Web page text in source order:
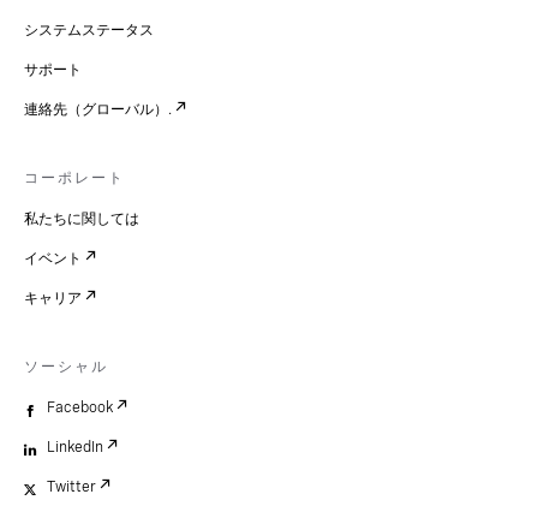
システムステータス
サポート
連絡先（グローバル）.
コーポレート
私たちに関しては
イベント
キャリア
ソーシャル
Facebook
LinkedIn
Twitter